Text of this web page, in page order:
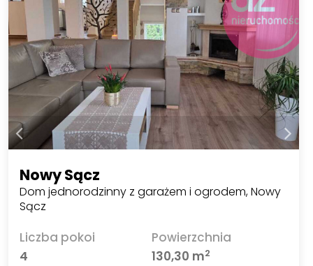
Nowy Sącz
Dom jednorodzinny z garażem i ogrodem, Nowy
Sącz
Liczba pokoi
4
Powierzchnia
130,30 m2